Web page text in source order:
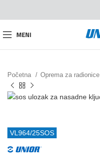
MENI
Početna Oprema za radionice
VL964/25SOS